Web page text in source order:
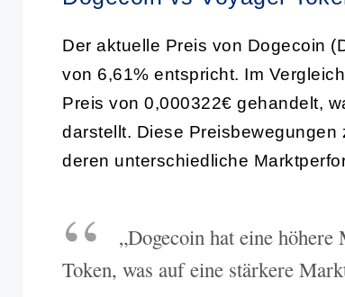
Der aktuelle Preis von Dogecoin
von 6,61% entspricht. Im
Preis von 0,000322€ gehandelt,
darstellt. Diese
deren unterschiedliche
„Dogecoin hat eine
Token, was auf eine stärkere